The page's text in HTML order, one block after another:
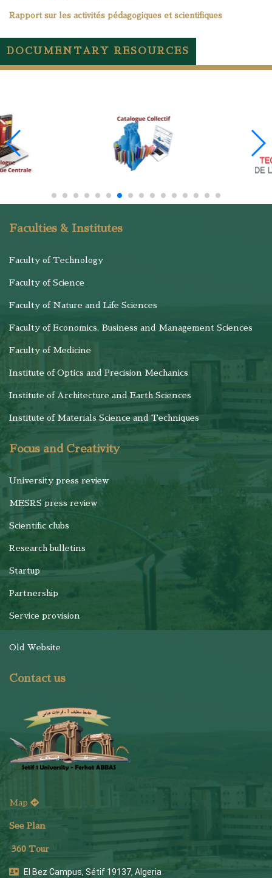
Rapport sur les activités pédagogiques et scientifiques
DOCUMENTARY RESOURCES
Faculties & Institutes
Faculty of Technology
Faculty of Science
Faculty of Nature and Life Sciences
Faculty of Economics, Business and Management Sciences
Faculty of Medicine
Institute of Optics and Precision Mechanics
Institute of Architecture and Earth Sciences
Institute of Materials Science and Techniques
Focus and Creativity
University press review
MESRS press review
Scientific clubs
Research bulletins
Startup
Partnership
Service provision
Old Website
Contact us
Map
See Plan
360 Tour
El Bez Campus, Sétif 19137, Algeria